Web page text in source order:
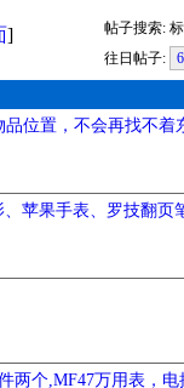
]
帖子搜索:
往日帖子:
6
位置，不会再找不着
、苹果手表、罗技翻页
两个,MF47万用表，